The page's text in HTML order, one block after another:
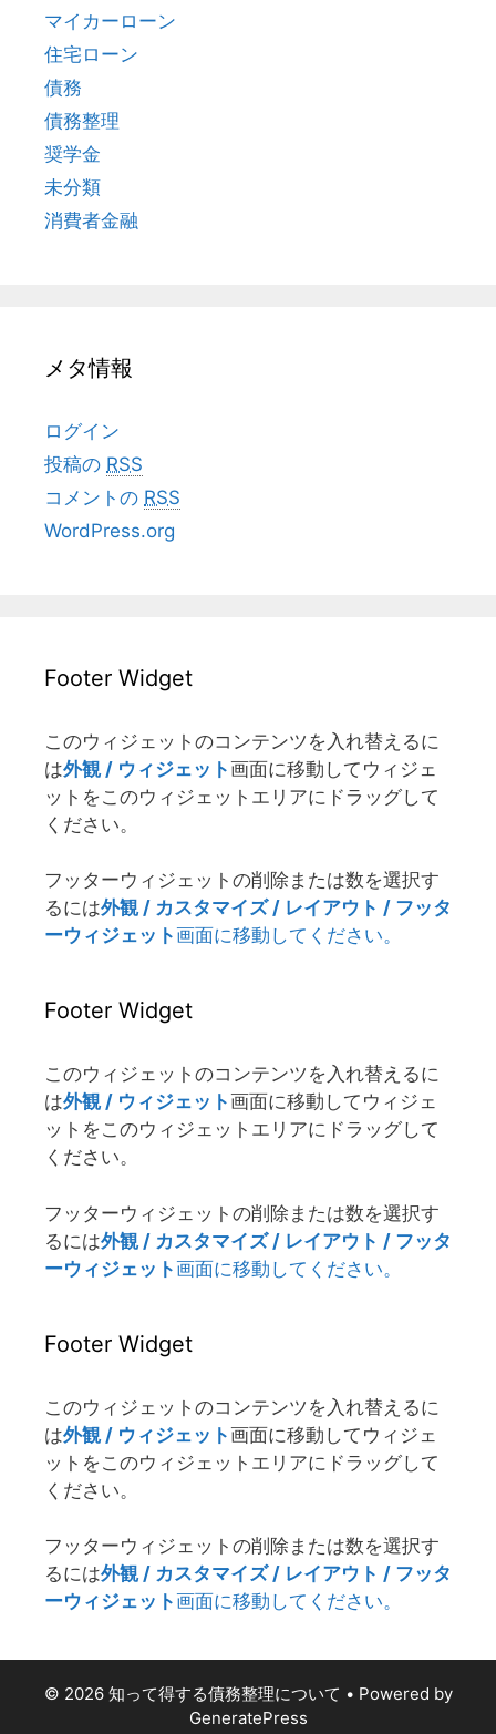
マイカーローン
住宅ローン
債務
債務整理
奨学金
未分類
消費者金融
メタ情報
ログイン
投稿の RSS
コメントの RSS
WordPress.org
Footer Widget
このウィジェットのコンテンツを入れ替えるに
は外観 / ウィジェット画面に移動してウィジェ
ットをこのウィジェットエリアにドラッグして
ください。
フッターウィジェットの削除または数を選択す
るには外観 / カスタマイズ / レイアウト / フッタ
ーウィジェット画面に移動してください。
Footer Widget
このウィジェットのコンテンツを入れ替えるに
は外観 / ウィジェット画面に移動してウィジェ
ットをこのウィジェットエリアにドラッグして
ください。
フッターウィジェットの削除または数を選択す
るには外観 / カスタマイズ / レイアウト / フッタ
ーウィジェット画面に移動してください。
Footer Widget
このウィジェットのコンテンツを入れ替えるに
は外観 / ウィジェット画面に移動してウィジェ
ットをこのウィジェットエリアにドラッグして
ください。
フッターウィジェットの削除または数を選択す
るには外観 / カスタマイズ / レイアウト / フッタ
ーウィジェット画面に移動してください。
© 2026 知って得する債務整理について • Powered by
GeneratePress